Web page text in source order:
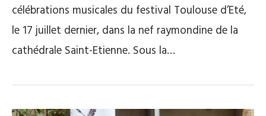
célébrations musicales du festival Toulouse d’Eté,
le 17 juillet dernier, dans la nef raymondine de la
cathédrale Saint-Etienne. Sous la…